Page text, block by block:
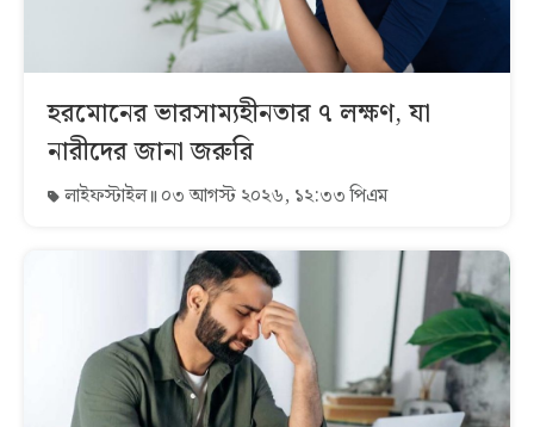
হরমোনের ভারসাম্যহীনতার ৭ লক্ষণ, যা
নারীদের জানা জরুরি
লাইফস্টাইল ০৩ আগস্ট ২০২৬, ১২:৩৩ পিএম